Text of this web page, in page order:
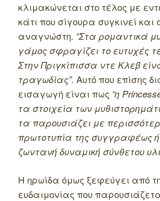
κλιμακώνεται στο τέλος με
κάτι που σίγουρα συγκινεί
αναγνώστη. “Στα ρομαντικά
γάμος σφραγίζει το ευτυχές
Στην Πριγκίπισσα ντε Κλεβ
τραγωδίας”. Αυτό που επίσης
εισαγωγή είναι πως “η
τα στοιχεία των
τα παρουσιάζει με
πρωτοτυπία της συγγραφέως
ζωντανή δυναμική σύνθετου
Η ηρωίδα όμως ξεφεύγει από
ευδαιμονίας που